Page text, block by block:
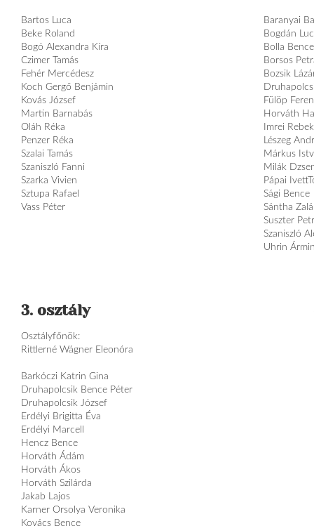
Bartos Luca
Beke Roland
Bogó Alexandra Kíra
Czimer Tamás
Fehér Mercédesz
Koch Gergő Benjámin
Kovás József
Martin Barnabás
Oláh Réka
Penzer Réka
Szalai Tamás
Szaniszló Fanni
Szarka Vivien
Sztupa Rafael
Vass Péter
Baranyai
Bogdán
Bolla
Borsos
Bozsik
Fülöp
Horváth
Imrei
Lészeg
Márkus
Milák
Pápai
Sági Bence
Sántha
Suszter
Szaniszló
Uhrin
3. osztály
Osztályfőnök:
Rittlerné Wágner Eleonóra
Barkóczi Katrin Gina
Druhapolcsik Bence Péter
Druhapolcsik József
Erdélyi Brigitta Éva
Erdélyi Marcell
Hencz Bence
Horváth Ádám
Horváth Ákos
Horváth Szilárda
Jakab Lajos
Karner Orsolya Veronika
Kovács Bence